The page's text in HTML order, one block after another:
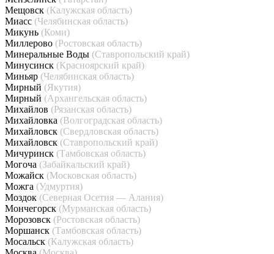
Мещовск (Калужская область)
Миасс (Челябинская область)
Микунь (Коми)
Миллерово (Ростовская область)
Минеральные Воды (Ставропольский край)
Минусинск (Красноярский край)
Миньяр (Челябинская область)
Мирный (Якутия)
Мирный (Архангельская область)
Михайлов (Рязанская область)
Михайловка (Волгоградская область)
Михайловск (Свердловская область)
Михайловск (Ставропольский край)
Мичуринск (Тамбовская область)
Могоча (Забайкальский край)
Можайск (Московская область)
Можга (Удмуртия)
Моздок (Северная Осетия — Алания)
Мончегорск (Мурманская область)
Морозовск (Ростовская область)
Моршанск (Тамбовская область)
Мосальск (Калужская область)